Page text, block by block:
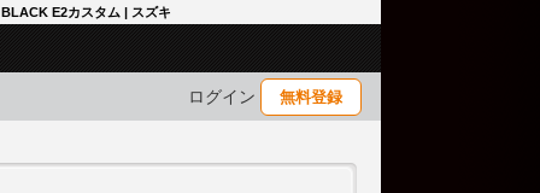
E2カスタム | スズキ
ログイン 無料登録